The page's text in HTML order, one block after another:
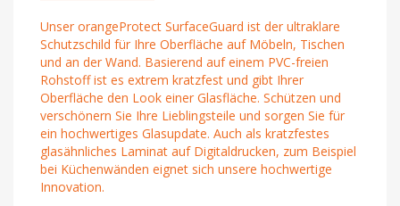
Unser orangeProtect SurfaceGuard ist der ultraklare
Schutzschild für Ihre Oberfläche auf Möbeln, Tischen
und an der Wand. Basierend auf einem PVC-freien
Rohstoff ist es extrem kratzfest und gibt Ihrer
Oberfläche den Look einer Glasfläche. Schützen und
verschönern Sie Ihre Lieblingsteile und sorgen Sie für
ein hochwertiges Glasupdate. Auch als kratzfestes
glasähnliches Laminat auf Digitaldrucken, zum Beispiel
bei Küchenwänden eignet sich unsere hochwertige
Innovation.